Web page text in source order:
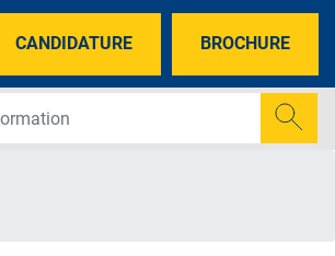
CANDIDATURE BROCHURE